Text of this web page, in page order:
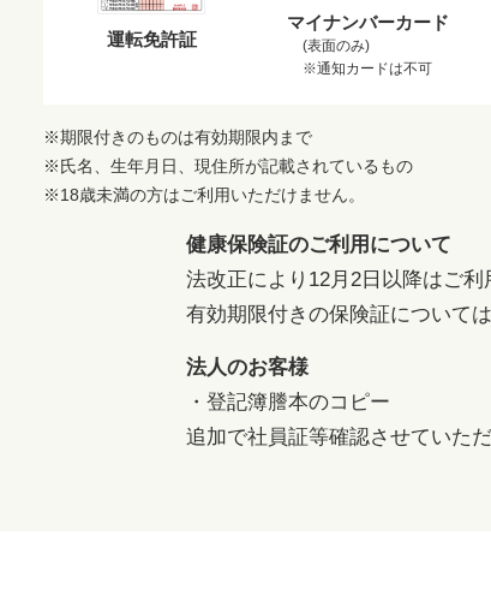
運転免許証
マイナンバーカード
(表面のみ)
※通知カードは不可
※期限付きのものは有効期限内まで
※氏名、生年月日、現住所が記載されているもの
※18歳未満の方はご利用いただけません。
健康保険証のご利用について
法改正により12月2日以降はご利
有効期限付きの保険証について
法人のお客様
・登記簿謄本のコピー
追加で社員証等確認させていた